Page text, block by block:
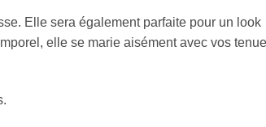
Elle sera également parfaite pour un look
elle se marie aisément avec vos